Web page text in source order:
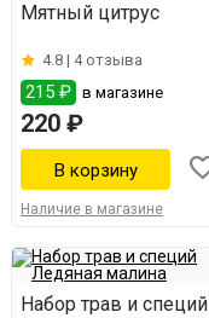
Мятный цитрус
4.8 | 4 отзыва
215 ₽ в магазине
220 ₽
Наличие в магазине
Набор трав и специй